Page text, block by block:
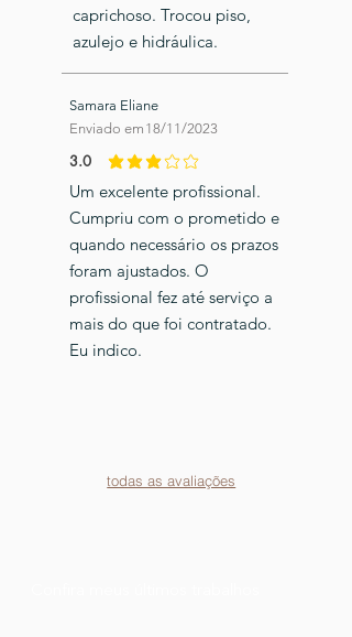
caprichoso. Trocou piso,
azulejo e hidráulica.
3.0
classificação média é 3 de 5
Um excelente profissional.
Cumpriu com o prometido e
quando necessário os prazos
foram ajustados. O
profissional fez até serviço a
mais do que foi contratado.
Eu indico.
Samara Eliane
Enviado em 18/11/2023
todas as avaliações